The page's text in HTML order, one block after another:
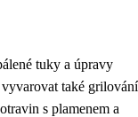
tuky a úpravy
také grilování
s plamenem a